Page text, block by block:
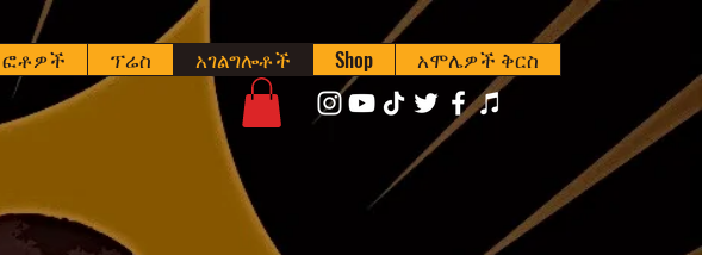
ፎቶዎች ፕሬስ አገልግሎቶች Shop አሞሌዎች ቅርስ